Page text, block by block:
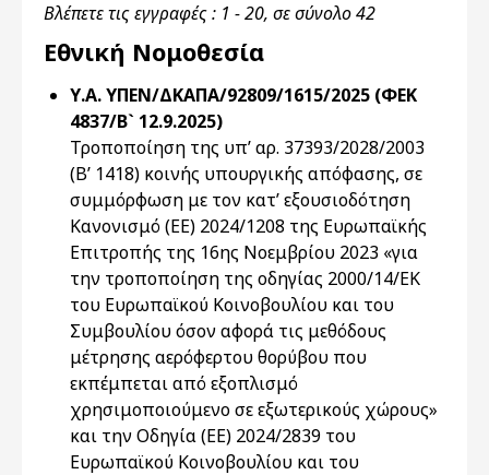
Βλέπετε τις εγγραφές : 1 - 20, σε σύνολο 42
Εθνική Νομοθεσία
Υ.Α. ΥΠΕΝ/ΔΚΑΠΑ/92809/1615/2025 (ΦΕΚ
4837/Β` 12.9.2025)
Τροποποίηση της υπ’ αρ. 37393/2028/2003
(Β’ 1418) κοινής υπουργικής απόφασης, σε
συμμόρφωση με τον κατ’ εξουσιοδότηση
Κανονισμό (ΕΕ) 2024/1208 της Ευρωπαϊκής
Επιτροπής της 16ης Νοεμβρίου 2023 «για
την τροποποίηση της οδηγίας 2000/14/ΕΚ
του Ευρωπαϊκού Κοινοβουλίου και του
Συμβουλίου όσον αφορά τις μεθόδους
μέτρησης αερόφερτου θορύβου που
εκπέμπεται από εξοπλισμό
χρησιμοποιούμενο σε εξωτερικούς χώρους»
και την Οδηγία (ΕΕ) 2024/2839 του
Ευρωπαϊκού Κοινοβουλίου και του